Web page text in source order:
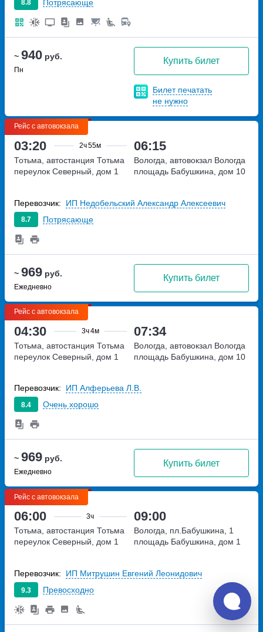
~ 940 руб.
Пн
Купить билет
Билет печатать
не нужно
8.8 Потрясающе
Рейс с автовокзала
03:20 2ч55м 06:15
~ 969 руб.
Ежедневно
Купить билет
Тотьма, автостанция Тотьма
переулок Северный, дом 1
Вологда, автовокзал Вологда
площадь Бабушкина, дом 10
8.7 Потрясающе
Перевозчик: ИП Недобельский Александр Алексеевич
Рейс с автовокзала
04:30 3ч4м 07:34
~ 969 руб.
Ежедневно
Купить билет
Тотьма, автостанция Тотьма
переулок Северный, дом 1
Вологда, автовокзал Вологда
площадь Бабушкина, дом 10
8.4 Очень хорошо
Перевозчик: ИП Алферьева Л.В.
Рейс с автовокзала
06:00 3ч 09:00
Тотьма, автостанция Тотьма
переулок Северный, дом 1
Вологда, пл.Бабушкина, 1
площадь Бабушкина, дом 1
9.3 Превосходно
Перевозчик: ИП Митрушин Евгений Леонидович